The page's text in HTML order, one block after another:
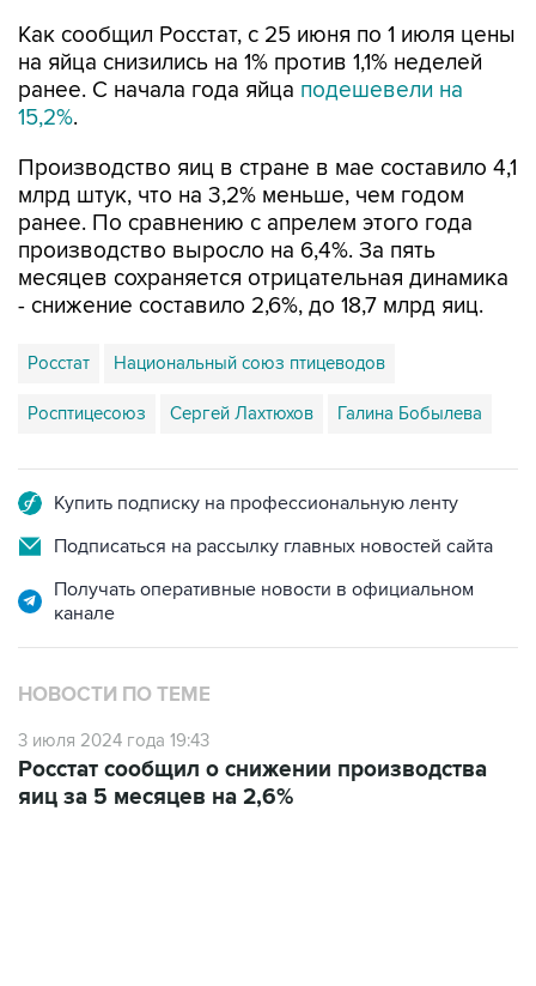
Как сообщил Росстат, с 25 июня по 1 июля цены
на яйца снизились на 1% против 1,1% неделей
ранее. С начала года яйца подешевели на
15,2%.
Производство яиц в стране в мае составило 4,1
млрд штук, что на 3,2% меньше, чем годом
ранее. По сравнению с апрелем этого года
производство выросло на 6,4%. За пять
месяцев сохраняется отрицательная динамика
- снижение составило 2,6%, до 18,7 млрд яиц.
Росстат Национальный союз птицеводов
Росптицесоюз Сергей Лахтюхов Галина Бобылева
Купить подписку на профессиональную ленту
Подписаться на рассылку главных новостей сайта
Получать оперативные новости в официальном
канале
НОВОСТИ ПО ТЕМЕ
3 июля 2024 года 19:43
Росстат сообщил о снижении производства
яиц за 5 месяцев на 2,6%